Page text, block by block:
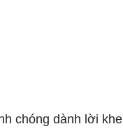
chóng dành lời